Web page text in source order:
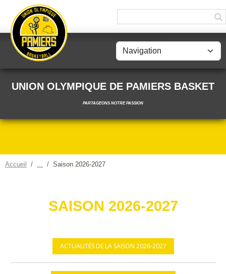
UNION OLYMPIQUE DE PAMIERS BASKET
PARTAGEONS NOTRE PASSION
Accueil Saison 2026-2027
SAISON 2026-2027
ACTUALITÉS DE LA SAISON 2026-2027
Panneau de gestion des cookies